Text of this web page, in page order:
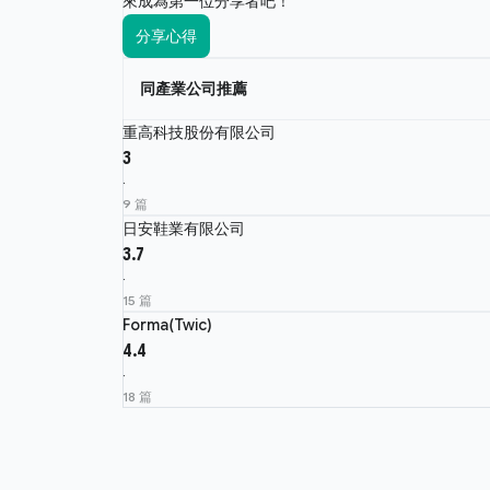
分享心得
同產業公司推薦
重高科技股份有限公司
3
·
9 篇
日安鞋業有限公司
3.7
·
15 篇
Forma(Twic)
4.4
·
18 篇